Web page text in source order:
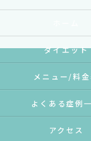
ダイエット
メニュー/料金
よくある症例
アクセス